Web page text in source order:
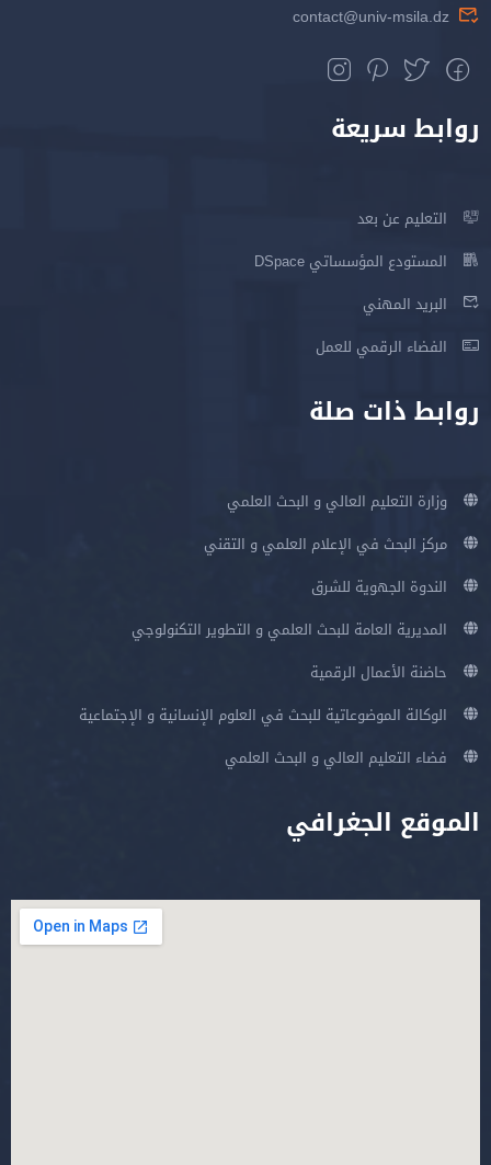
contact@univ-msila.dz
روابط سريعة
التعليم عن بعد
المستودع المؤسساتي DSpace
البريد المهني
الفضاء الرقمي للعمل
روابط ذات صلة
وزارة التعليم العالي و البحث العلمي
مركز البحث في الإعلام العلمي و التقني
الندوة الجهوية للشرق
المديرية العامة للبحث العلمي و التطوير التكنولوجي
حاضنة الأعمال الرقمية
الوكالة الموضوعاتية للبحث في العلوم الإنسانية و الإجتماعية
فضاء التعليم العالي و البحث العلمي
الموقع الجغرافي